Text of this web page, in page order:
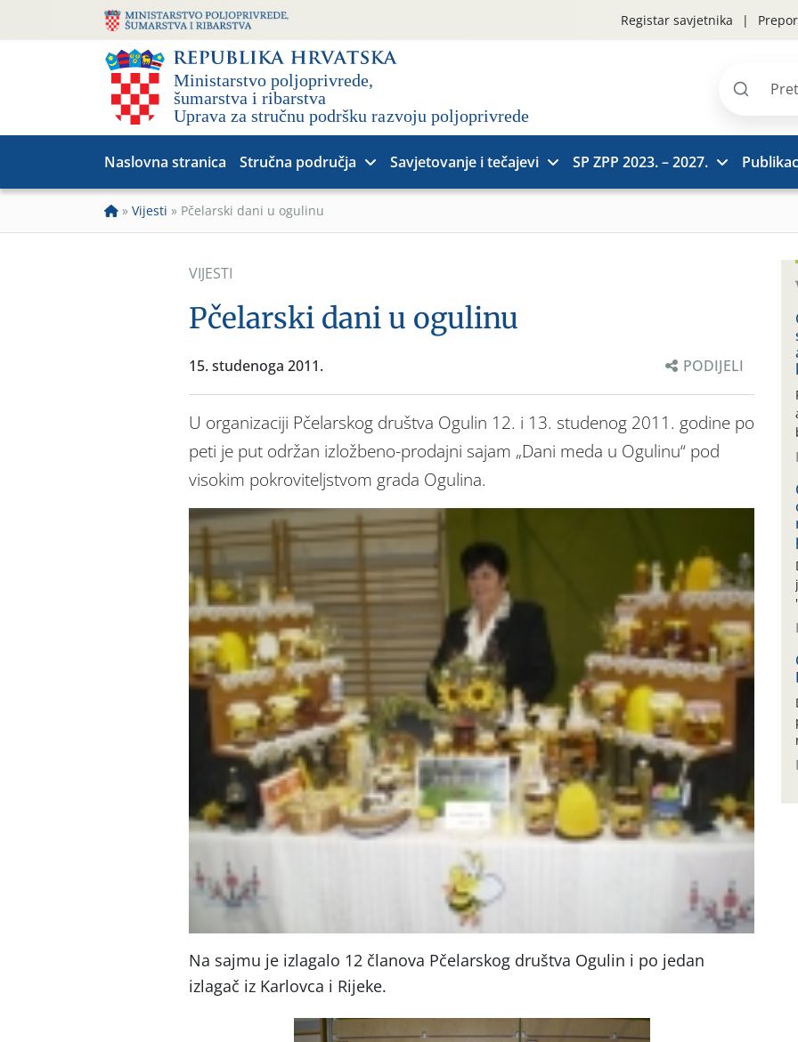
Registar savjetnika
Pretraži
Naslovna stranica Stručna područja Savjetovanje i tečajevi SP ZPP 2023. – 2027.
» Vijesti » Pčelarski dani u ogulinu
VIJESTI
Pčelarski dani u ogulinu
15. studenoga 2011. PODIJELI
U organizaciji Pčelarskog društva Ogulin 12. i 13. studenog 2011. godine po
peti je put održan izložbeno-prodajni sajam „Dani meda u Ogulinu“ pod
visokim pokroviteljstvom grada Ogulina.
Na sajmu je izlagalo 12 članova Pčelarskog društva Ogulin i po jedan
izlagač iz Karlovca i Rijeke.